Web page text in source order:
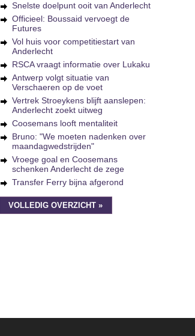
Snelste doelpunt ooit van Anderlecht
Officieel: Boussaid vervoegt de
Futures
Vol huis voor competitiestart van
Anderlecht
RSCA vraagt informatie over Lukaku
Antwerp volgt situatie van
Verschaeren op de voet
Vertrek Stroeykens blijft aanslepen:
Anderlecht zoekt uitweg
Coosemans looft mentaliteit
Bruno: "We moeten nadenken over
maandagwedstrijden"
Vroege goal en Coosemans
schenken Anderlecht de zege
Transfer Ferry bijna afgerond
VOLLEDIG OVERZICHT »